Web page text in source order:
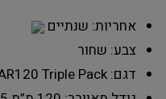
אחריות: שנתיים
צבע: שחור
דגם: AR120 Triple Pack